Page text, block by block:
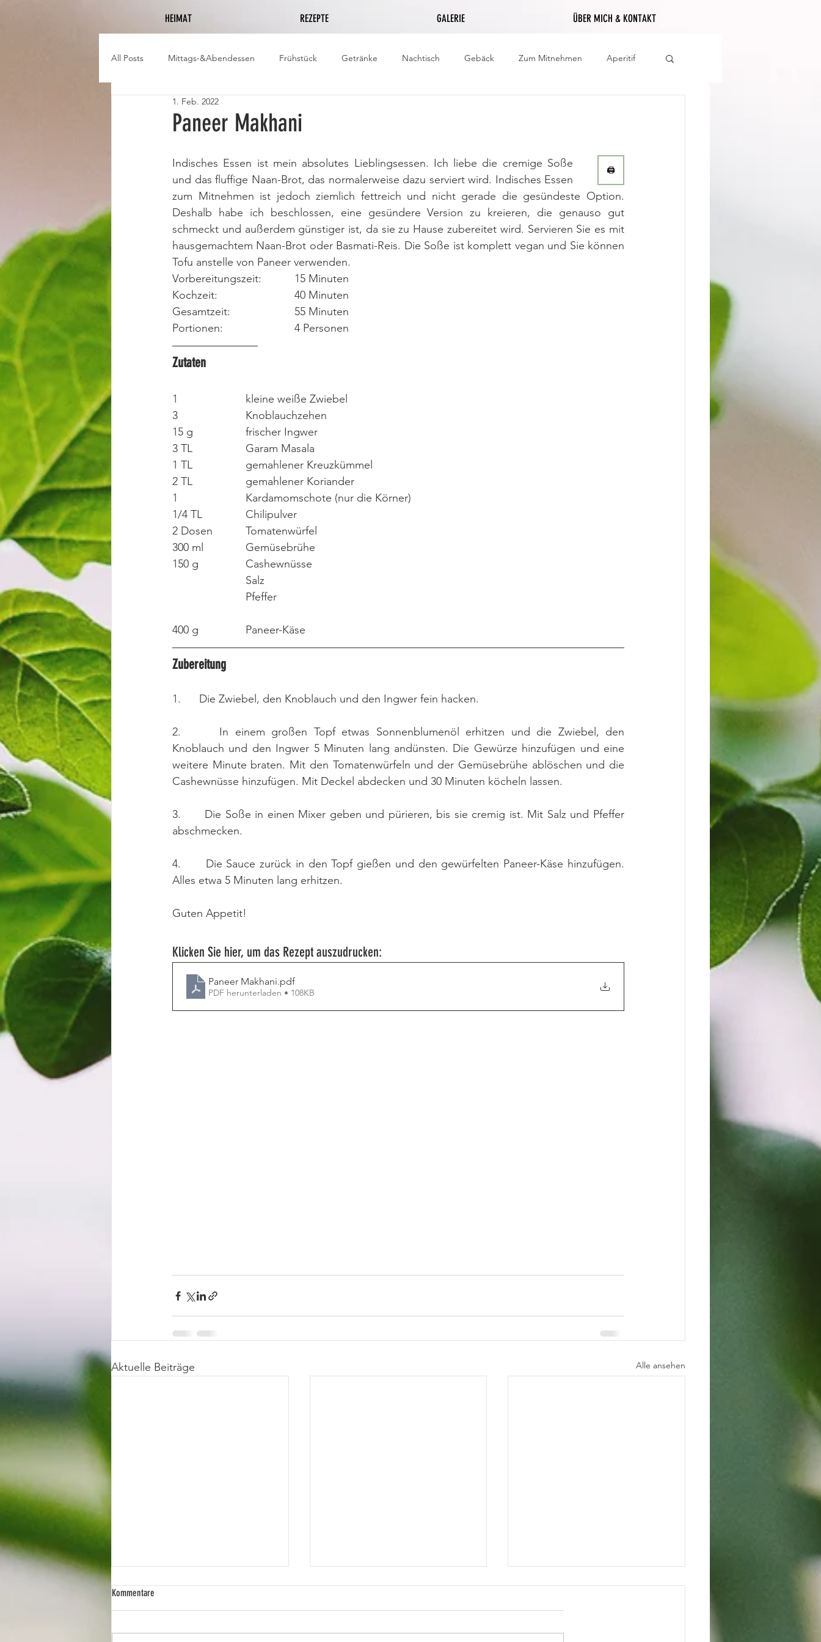
HEIMAT REZEPTE GALERIE ÜBER MICH & KONTAKT
All Posts Mittags-&Abendessen Frühstück Getränke Nachtisch Gebäck Zum Mitnehmen Aperitif
Paneer Makhani
1. Feb. 2022
🖨
Indisches Essen ist mein absolutes Lieblingsessen. Ich liebe die cremige Soße
und das fluffige Naan-Brot, das normalerweise dazu serviert wird. Indisches Essen
zum Mitnehmen ist jedoch ziemlich fettreich und nicht gerade die gesündeste Option.
Deshalb habe ich beschlossen, eine gesündere Version zu kreieren, die genauso gut
schmeckt und außerdem günstiger ist, da sie zu Hause zubereitet wird. Servieren Sie es mit
hausgemachtem Naan-Brot oder Basmati-Reis. Die Soße ist komplett vegan und Sie können
Tofu anstelle von Paneer verwenden.
Vorbereitungszeit: 		15 Minuten
Kochzeit: 			40 Minuten
Gesamtzeit: 			55 Minuten
Portionen:			4 Personen
Zutaten
1 			kleine weiße Zwiebel
3 			Knoblauchzehen
15 g 		frischer Ingwer
3 TL 		Garam Masala
1 TL 		gemahlener Kreuzkümmel
2 TL 		gemahlener Koriander
1 			Kardamomschote (nur die Körner)
1/4 TL 		Chilipulver
2 Dosen 		Tomatenwürfel
300 ml 		Gemüsebrühe
150 g 		Cashewnüsse
			Salz
			Pfeffer
400 g 		Paneer-Käse
Zubereitung
1.      Die Zwiebel, den Knoblauch und den Ingwer fein hacken.
2.      In einem großen Topf etwas Sonnenblumenöl erhitzen und die Zwiebel, den
Knoblauch und den Ingwer 5 Minuten lang andünsten. Die Gewürze hinzufügen und eine
weitere Minute braten. Mit den Tomatenwürfeln und der Gemüsebrühe ablöschen und die
Cashewnüsse hinzufügen. Mit Deckel abdecken und 30 Minuten köcheln lassen.
3.      Die Soße in einen Mixer geben und pürieren, bis sie cremig ist. Mit Salz und Pfeffer
abschmecken.
4.      Die Sauce zurück in den Topf gießen und den gewürfelten Paneer-Käse hinzufügen.
Alles etwa 5 Minuten lang erhitzen.
Guten Appetit!
Klicken Sie hier, um das Rezept auszudrucken:
Paneer Makhani.pdf
PDF herunterladen • 108KB
Aktuelle Beiträge Alle ansehen
Kommentare